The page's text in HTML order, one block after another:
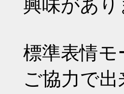
興味があ
標準表情
ご協力で